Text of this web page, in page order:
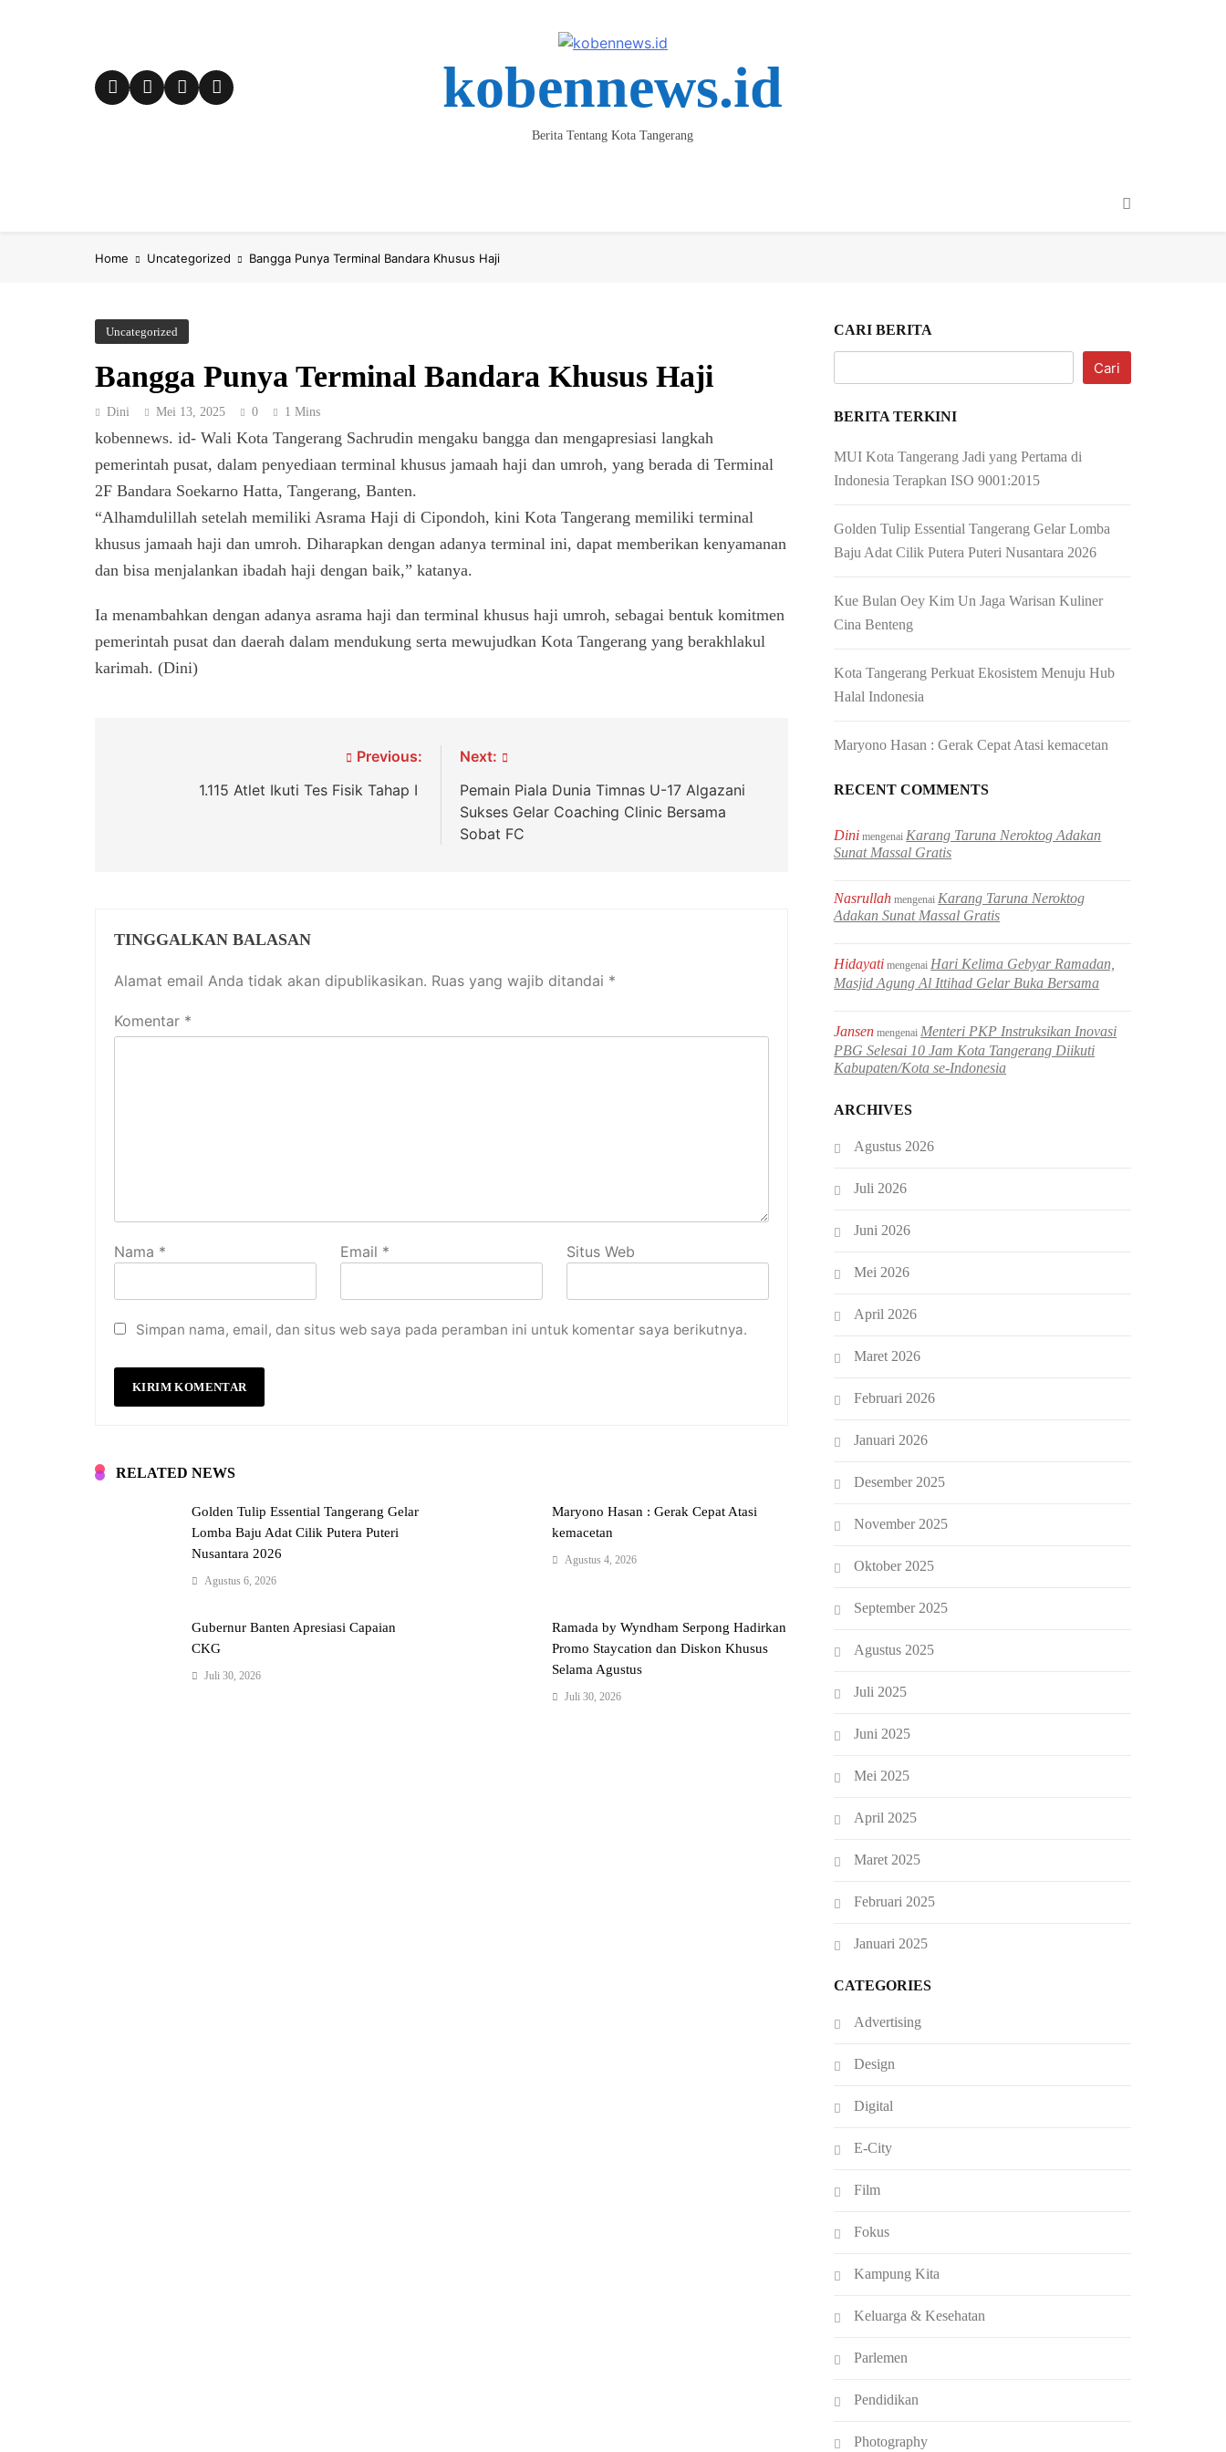
kobennews.id
Berita Tentang Kota Tangerang
Home Uncategorized Bangga Punya Terminal Bandara Khusus Haji
Uncategorized
Bangga Punya Terminal Bandara Khusus Haji
Dini Mei 13, 2025 0 1 Mins
kobennews. id- Wali Kota Tangerang Sachrudin mengaku bangga dan mengapresiasi langkah
pemerintah pusat, dalam penyediaan terminal khusus jamaah haji dan umroh, yang berada di Terminal
2F Bandara Soekarno Hatta, Tangerang, Banten.
“Alhamdulillah setelah memiliki Asrama Haji di Cipondoh, kini Kota Tangerang memiliki terminal
khusus jamaah haji dan umroh. Diharapkan dengan adanya terminal ini, dapat memberikan kenyamanan
dan bisa menjalankan ibadah haji dengan baik,” katanya.
Ia menambahkan dengan adanya asrama haji dan terminal khusus haji umroh, sebagai bentuk komitmen
pemerintah pusat dan daerah dalam mendukung serta mewujudkan Kota Tangerang yang berakhlakul
karimah. (Dini)
Previous:
1.115 Atlet Ikuti Tes Fisik Tahap I
Next:
Pemain Piala Dunia Timnas U-17 Algazani
Sukses Gelar Coaching Clinic Bersama
Sobat FC
TINGGALKAN BALASAN
Alamat email Anda tidak akan dipublikasikan. Ruas yang wajib ditandai *
Komentar *
Nama * Email * Situs Web
Simpan nama, email, dan situs web saya pada peramban ini untuk komentar saya berikutnya.
RELATED NEWS
Golden Tulip Essential Tangerang Gelar
Lomba Baju Adat Cilik Putera Puteri
Nusantara 2026
Agustus 6, 2026
Maryono Hasan : Gerak Cepat Atasi
kemacetan
Agustus 4, 2026
Gubernur Banten Apresiasi Capaian
CKG
Juli 30, 2026
Ramada by Wyndham Serpong Hadirkan
Promo Staycation dan Diskon Khusus
Selama Agustus
Juli 30, 2026
CARI BERITA
Cari
BERITA TERKINI
MUI Kota Tangerang Jadi yang Pertama di
Indonesia Terapkan ISO 9001:2015
Golden Tulip Essential Tangerang Gelar Lomba
Baju Adat Cilik Putera Puteri Nusantara 2026
Kue Bulan Oey Kim Un Jaga Warisan Kuliner
Cina Benteng
Kota Tangerang Perkuat Ekosistem Menuju Hub
Halal Indonesia
Maryono Hasan : Gerak Cepat Atasi kemacetan
RECENT COMMENTS
Dini mengenaiKarang Taruna Neroktog Adakan
Sunat Massal Gratis
Nasrullah mengenaiKarang Taruna Neroktog
Adakan Sunat Massal Gratis
Hidayati mengenaiHari Kelima Gebyar Ramadan,
Masjid Agung Al Ittihad Gelar Buka Bersama
Jansen mengenaiMenteri PKP Instruksikan Inovasi
PBG Selesai 10 Jam Kota Tangerang Diikuti
Kabupaten/Kota se-Indonesia
ARCHIVES
Agustus 2026
Juli 2026
Juni 2026
Mei 2026
April 2026
Maret 2026
Februari 2026
Januari 2026
Desember 2025
November 2025
Oktober 2025
September 2025
Agustus 2025
Juli 2025
Juni 2025
Mei 2025
April 2025
Maret 2025
Februari 2025
Januari 2025
CATEGORIES
Advertising
Design
Digital
E-City
Film
Fokus
Kampung Kita
Keluarga & Kesehatan
Parlemen
Pendidikan
Photography